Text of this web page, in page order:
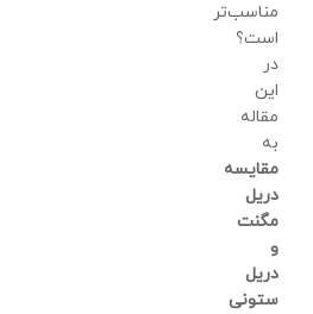
مناسب‌تر
است؟
در
این
مقاله
به
مقایسه
دریل
مگنت
و
دریل
ستونی